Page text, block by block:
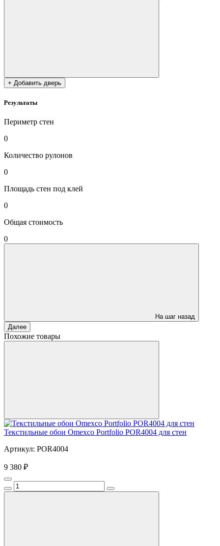
+ Добавить дверь
Результаты
Периметр стен
0
Количество рулонов
0
Площадь стен под клей
0
Общая стоимость
0
На шаг назад
Далее
Похожие товары
Текстильные обои Omexco Portfolio POR4004 для стен
Артикул: POR4004
9 380 ₽